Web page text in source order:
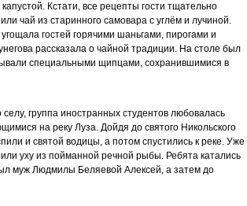
Кстати, все рецепты гости тщательно
чай из старинного самовара с углём и лучиной.
гостей горячими шаньгами, пирогами и
рассказала о чайной традиции. На столе был
специальными щипцами, сохранившимися в
селу, группа иностранных студентов любовалась
на реку Луза. Дойдя до святого Никольского
и святой водицы, а потом спустились к реке. Уже
уху из пойманной речной рыбы. Ребята катались
муж Людмилы Беляевой Алексей, а затем до